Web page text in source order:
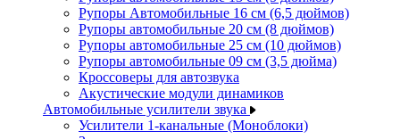
Рупоры Автомобильные 16 см (6,5 дюймов)
Рупоры автомобильные 20 см (8 дюймов)
Рупоры автомобильные 25 см (10 дюймов)
Рупоры автомобильные 09 см (3,5 дюйма)
Кроссоверы для автозвука
Акустические модули динамиков
Автомобильные усилители звука
Усилители 1-канальные (Моноблоки)